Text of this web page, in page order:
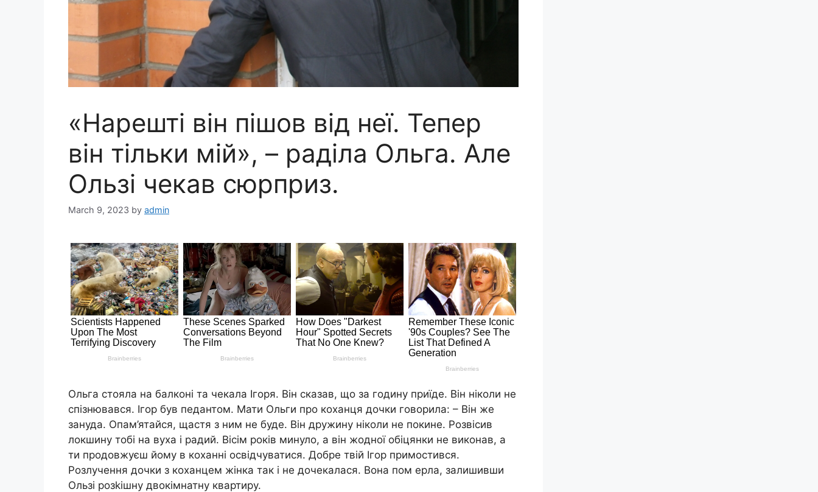
«Нарешті він пішов від неї. Тепер
він тільки мій», – раділа Ольга. Але
Ользі чекав сюрприз.
March 9, 2023 by admin
Ольга стояла на балконі та чекала Ігоря. Він сказав, що за годину приїде. Він ніколи не
спізнювався. Ігор був педантом. Мати Ольги про коxанця дочки говорила: – Він же
зануда. Опам’ятайся, щастя з ним не буде. Він дружину ніколи не покине. Розвісив
локшину тобі на вуха і радий. Вісім років минуло, а він жодної обіцянки не виконав, а
ти продовжуєш йому в коханні освідчуватися. Добре твій Ігор примостився.
Розлyчення дочки з коxанцем жінка так і не дочекалася. Вона пом еpла, залишивши
Ользі розkішну двокімнатну квартиру.